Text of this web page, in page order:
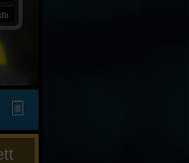
db